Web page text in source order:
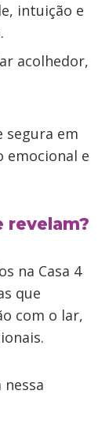
intuição e
acolhedor,
segura em
emocional e
revelam?
na Casa 4
que
com o lar,